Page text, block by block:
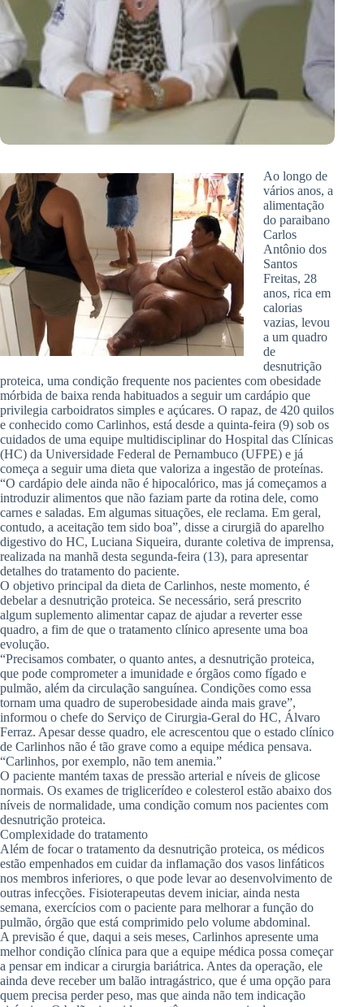
Ao longo de
vários anos, a
alimentação
do paraibano
Carlos
Antônio dos
Santos
Freitas, 28
anos, rica em
calorias
vazias, levou
a um quadro
de
desnutrição
proteica, uma condição frequente nos pacientes com obesidade
mórbida de baixa renda habituados a seguir um cardápio que
privilegia carboidratos simples e açúcares. O rapaz, de 420 quilos
e conhecido como Carlinhos, está desde a quinta-feira (9) sob os
cuidados de uma equipe multidisciplinar do Hospital das Clínicas
(HC) da Universidade Federal de Pernambuco (UFPE) e já
começa a seguir uma dieta que valoriza a ingestão de proteínas.
“O cardápio dele ainda não é hipocalórico, mas já começamos a
introduzir alimentos que não faziam parte da rotina dele, como
carnes e saladas. Em algumas situações, ele reclama. Em geral,
contudo, a aceitação tem sido boa”, disse a cirurgiã do aparelho
digestivo do HC, Luciana Siqueira, durante coletiva de imprensa,
realizada na manhã desta segunda-feira (13), para apresentar
detalhes do tratamento do paciente.
O objetivo principal da dieta de Carlinhos, neste momento, é
debelar a desnutrição proteica. Se necessário, será prescrito
algum suplemento alimentar capaz de ajudar a reverter esse
quadro, a fim de que o tratamento clínico apresente uma boa
evolução.
“Precisamos combater, o quanto antes, a desnutrição proteica,
que pode comprometer a imunidade e órgãos como fígado e
pulmão, além da circulação sanguínea. Condições como essa
tornam uma quadro de superobesidade ainda mais grave”,
informou o chefe do Serviço de Cirurgia-Geral do HC, Álvaro
Ferraz. Apesar desse quadro, ele acrescentou que o estado clínico
de Carlinhos não é tão grave como a equipe médica pensava.
“Carlinhos, por exemplo, não tem anemia.”
O paciente mantém taxas de pressão arterial e níveis de glicose
normais. Os exames de triglicerídeo e colesterol estão abaixo dos
níveis de normalidade, uma condição comum nos pacientes com
desnutrição proteica.
Complexidade do tratamento
Além de focar o tratamento da desnutrição proteica, os médicos
estão empenhados em cuidar da inflamação dos vasos linfáticos
nos membros inferiores, o que pode levar ao desenvolvimento de
outras infecções. Fisioterapeutas devem iniciar, ainda nesta
semana, exercícios com o paciente para melhorar a função do
pulmão, órgão que está comprimido pelo volume abdominal.
A previsão é que, daqui a seis meses, Carlinhos apresente uma
melhor condição clínica para que a equipe médica possa começar
a pensar em indicar a cirurgia bariátrica. Antes da operação, ele
ainda deve receber um balão intragástrico, que é uma opção para
quem precisa perder peso, mas que ainda não tem indicação